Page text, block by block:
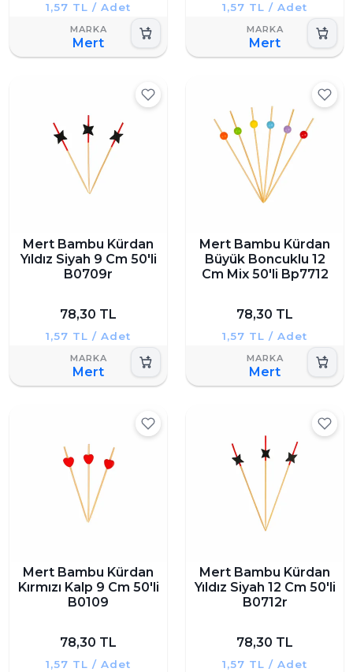
1,57 TL / Adet
Mert
1,57 TL / Adet
Mert
Mert Bambu Kürdan
Yıldız Siyah 9 Cm 50'li
B0709r
78,30 TL
1,57 TL / Adet
Mert
Mert Bambu Kürdan
Büyük Boncuklu 12
Cm Mix 50'li Bp7712
78,30 TL
1,57 TL / Adet
Mert
Mert Bambu Kürdan
Kırmızı Kalp 9 Cm 50'li
B0109
78,30 TL
1,57 TL / Adet
Mert Bambu Kürdan
Yıldız Siyah 12 Cm 50'li
B0712r
78,30 TL
1,57 TL / Adet